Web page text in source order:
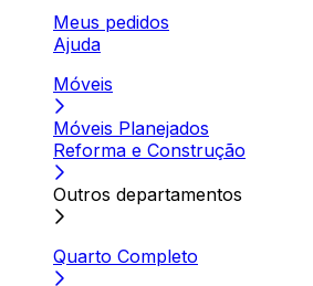
Meus pedidos
Ajuda
Móveis
Móveis Planejados
Reforma e Construção
Outros departamentos
Quarto Completo